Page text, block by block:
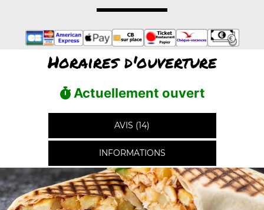
Horaires d'ouverture
Actuellement ouvert
AVIS (14)
INFORMATIONS